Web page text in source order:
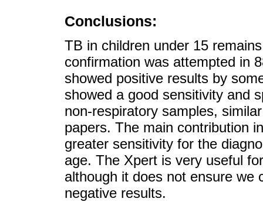
Conclusions:
TB in children under 15
confirmation was attempted in
showed positive results by
showed a good sensitivity and
non-respiratory samples,
papers. The main contribution
greater sensitivity for the
age. The Xpert is very useful
although it does not ensure we
negative results.